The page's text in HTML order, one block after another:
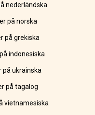
nederländska
på norska
på grekiska
indonesiska
på ukrainska
på tagalog
vietnamesiska